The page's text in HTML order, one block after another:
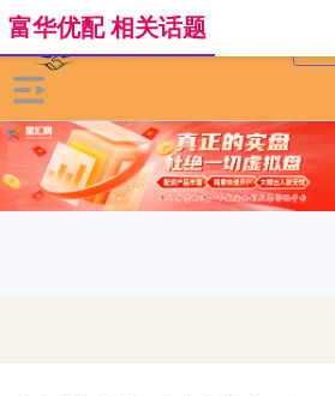
富华优配 相关话题